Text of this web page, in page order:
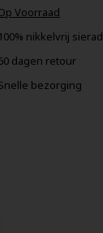
Voorraad
100% nikkelvrij
dagen retour
bezorging